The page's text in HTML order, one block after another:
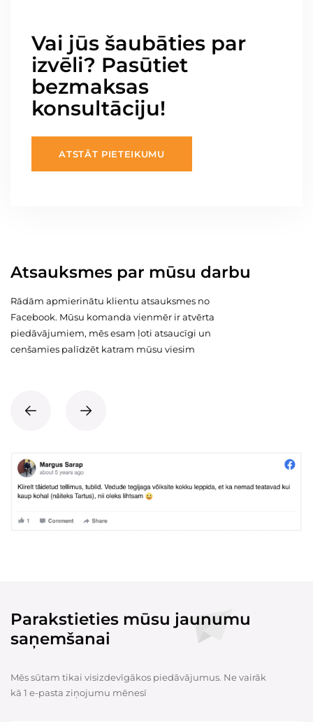
Vai jūs šaubāties par
izvēli? Pasūtiet
bezmaksas
konsultāciju!
ATSTĀT PIETEIKUMU
Atsauksmes par mūsu darbu
Rādām apmierinātu klientu atsauksmes no
Facebook. Mūsu komanda vienmēr ir atvērta
piedāvājumiem, mēs esam ļoti atsaucīgi un
cenšamies palīdzēt katram mūsu viesim
Parakstieties mūsu jaunumu
saņemšanai
Mēs sūtam tikai visizdevīgākos piedāvājumus. Ne vairāk
kā 1 e-pasta ziņojumu mēnesī